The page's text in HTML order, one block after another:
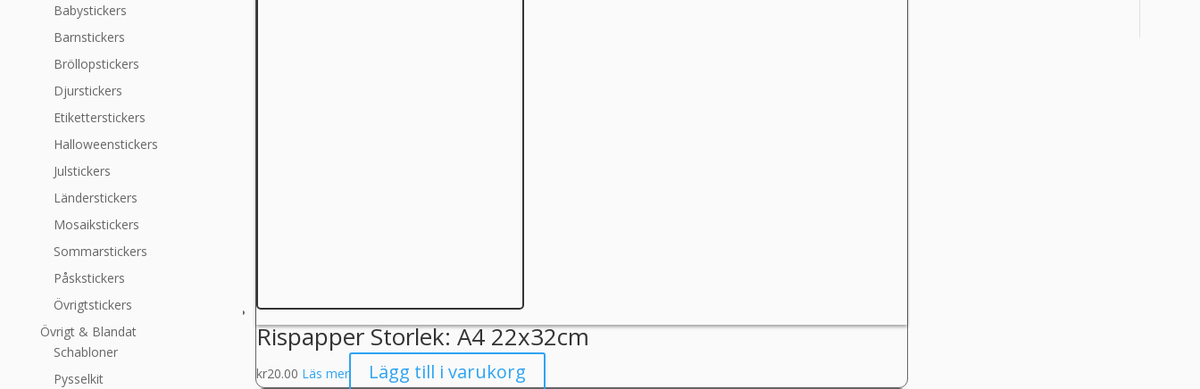
Babystickers
Barnstickers
Bröllopstickers
Djurstickers
Etiketterstickers
Halloweenstickers
Julstickers
Länderstickers
Mosaikstickers
Sommarstickers
Påskstickers
Övrigtstickers
Övrigt & Blandat
Schabloner
Pysselkit
Rispapper Storlek: A4 22x32cm
kr20.00 Läs mer Lägg till i varukorg